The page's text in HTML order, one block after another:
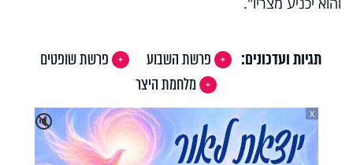
תגיות ועדכונים: פרשת השבוע
פרשת שופטים
מלחמת היצר
🔇
X